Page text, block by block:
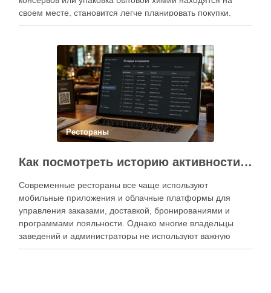
своем месте, становится легче планировать покупки,
готовить блюда и избегать лишних расходов.
перестал быть исключительно способом подготовки к …
Рестораны
Как посмотреть историю активности приложения для ресторана и зачем это нужно бизнесу
Современные рестораны все чаще используют
мобильные приложения и облачные платформы для
управления заказами, доставкой, бронированиями и
программами лояльности. Однако многие владельцы
заведений и администраторы не используют важную
функцию — просмотр истории активности приложения.